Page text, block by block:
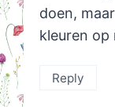
doen,
kleuren op
Reply